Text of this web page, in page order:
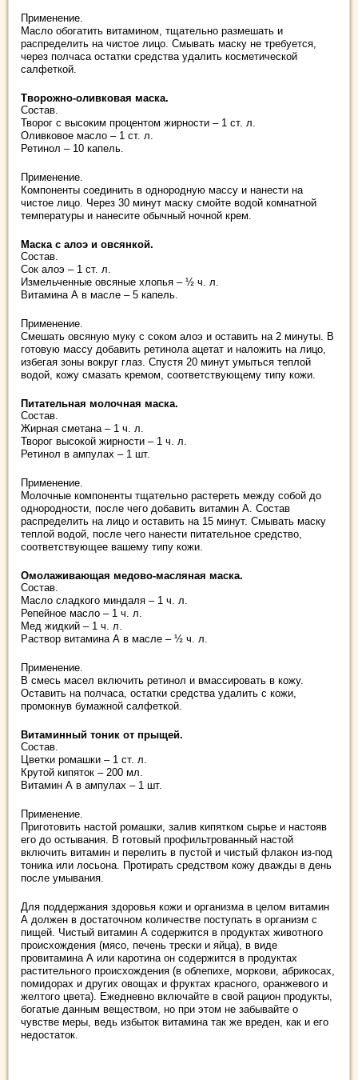
Применение.
Масло обогатить витамином, тщательно размешать и
распределить на чистое лицо. Смывать маску не требуется,
через полчаса остатки средства удалить косметической
салфеткой.
Творожно-оливковая маска.
Состав.
Творог с высоким процентом жирности – 1 ст. л.
Оливковое масло – 1 ст. л.
Ретинол – 10 капель.
Применение.
Компоненты соединить в однородную массу и нанести на
чистое лицо. Через 30 минут маску смойте водой комнатной
температуры и нанесите обычный ночной крем.
Маска с алоэ и овсянкой.
Состав.
Сок алоэ – 1 ст. л.
Измельченные овсяные хлопья – ½ ч. л.
Витамина А в масле – 5 капель.
Применение.
Смешать овсяную муку с соком алоэ и оставить на 2 минуты. В
готовую массу добавить ретинола ацетат и наложить на лицо,
избегая зоны вокруг глаз. Спустя 20 минут умыться теплой
водой, кожу смазать кремом, соответствующему типу кожи.
Питательная молочная маска.
Состав.
Жирная сметана – 1 ч. л.
Творог высокой жирности – 1 ч. л.
Ретинол в ампулах – 1 шт.
Применение.
Молочные компоненты тщательно растереть между собой до
однородности, после чего добавить витамин А. Состав
распределить на лицо и оставить на 15 минут. Смывать маску
теплой водой, после чего нанести питательное средство,
соответствующее вашему типу кожи.
Омолаживающая медово-масляная маска.
Состав.
Масло сладкого миндаля – 1 ч. л.
Репейное масло – 1 ч. л.
Мед жидкий – 1 ч. л.
Раствор витамина А в масле – ½ ч. л.
Применение.
В смесь масел включить ретинол и вмассировать в кожу.
Оставить на полчаса, остатки средства удалить с кожи,
промокнув бумажной салфеткой.
Витаминный тоник от прыщей.
Состав.
Цветки ромашки – 1 ст. л.
Крутой кипяток – 200 мл.
Витамин А в ампулах – 1 шт.
Применение.
Приготовить настой ромашки, залив кипятком сырье и настояв
его до остывания. В готовый профильтрованный настой
включить витамин и перелить в пустой и чистый флакон из-под
тоника или лосьона. Протирать средством кожу дважды в день
после умывания.
Для поддержания здоровья кожи и организма в целом витамин
А должен в достаточном количестве поступать в организм с
пищей. Чистый витамин А содержится в продуктах животного
происхождения (мясо, печень трески и яйца), в виде
провитамина А или каротина он содержится в продуктах
растительного происхождения (в облепихе, моркови, абрикосах,
помидорах и других овощах и фруктах красного, оранжевого и
желтого цвета). Ежедневно включайте в свой рацион продукты,
богатые данным веществом, но при этом не забывайте о
чувстве меры, ведь избыток витамина так же вреден, как и его
недостаток.